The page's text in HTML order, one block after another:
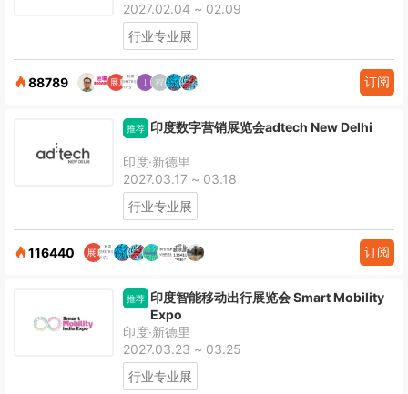
2027.02.04 ~ 02.09
行业专业展
88789 订阅
推荐 印度数字营销展览会adtech New Delhi
印度·新德里
2027.03.17 ~ 03.18
行业专业展
116440 订阅
推荐 印度智能移动出行展览会 Smart Mobility
Expo
印度·新德里
2027.03.23 ~ 03.25
行业专业展